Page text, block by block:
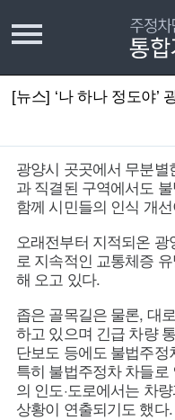
서비스 시행 지역확인
과태료조회 홈페이지 안내
서비스 유의사항
자주묻는질문
공지 및 뉴스
[뉴스] ‘나 하나 정도야’
광양시 곳곳에서 무분
과 직결된 구역에서도
함께 시민들의 인식 개
오래전부터 지적되온
로 지속적인 교통체증
해 오고 있다.
좁은 골목길은 물론, 대
하고 있으며 긴급 차량
단보도 등에도 불법주
특히 불법주정차 차들
의 인도·도로에서는 차
상황이 연출되기도 했다.